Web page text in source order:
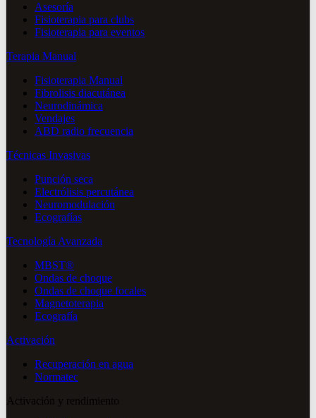
Asesoría
Fisioterapia para clubs
Fisioterapia para eventos
Terapia Manual
Fisioterapia Manual
Fibrolisis diacutánea
Neurodinámica
Vendajes
ABD radio frecuencia
Técnicas Invasivas
Punción seca
Electrólisis percutánea
Neuromodulación
Ecografías
Tecnología Avanzada
MBST®
Ondas de choque
Ondas de choque focales
Magnetoterapia
Ecografía
Activación
Recuperación en agua
Normatec
Activación y rendimiento